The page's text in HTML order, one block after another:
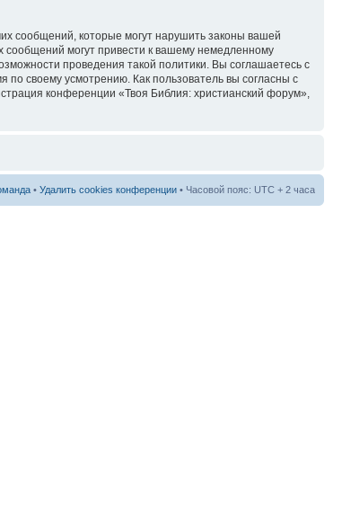
сообщений, которые могут нарушить законы вашей
сообщений могут привести к вашему немедленному
проведения такой политики. Вы соглашаетесь с
своему усмотрению. Как пользователь вы согласны с
конференции «Твоя Библия: христианский форум»,
• Удалить cookies конференции • Часовой пояс: UTC + 2 часа